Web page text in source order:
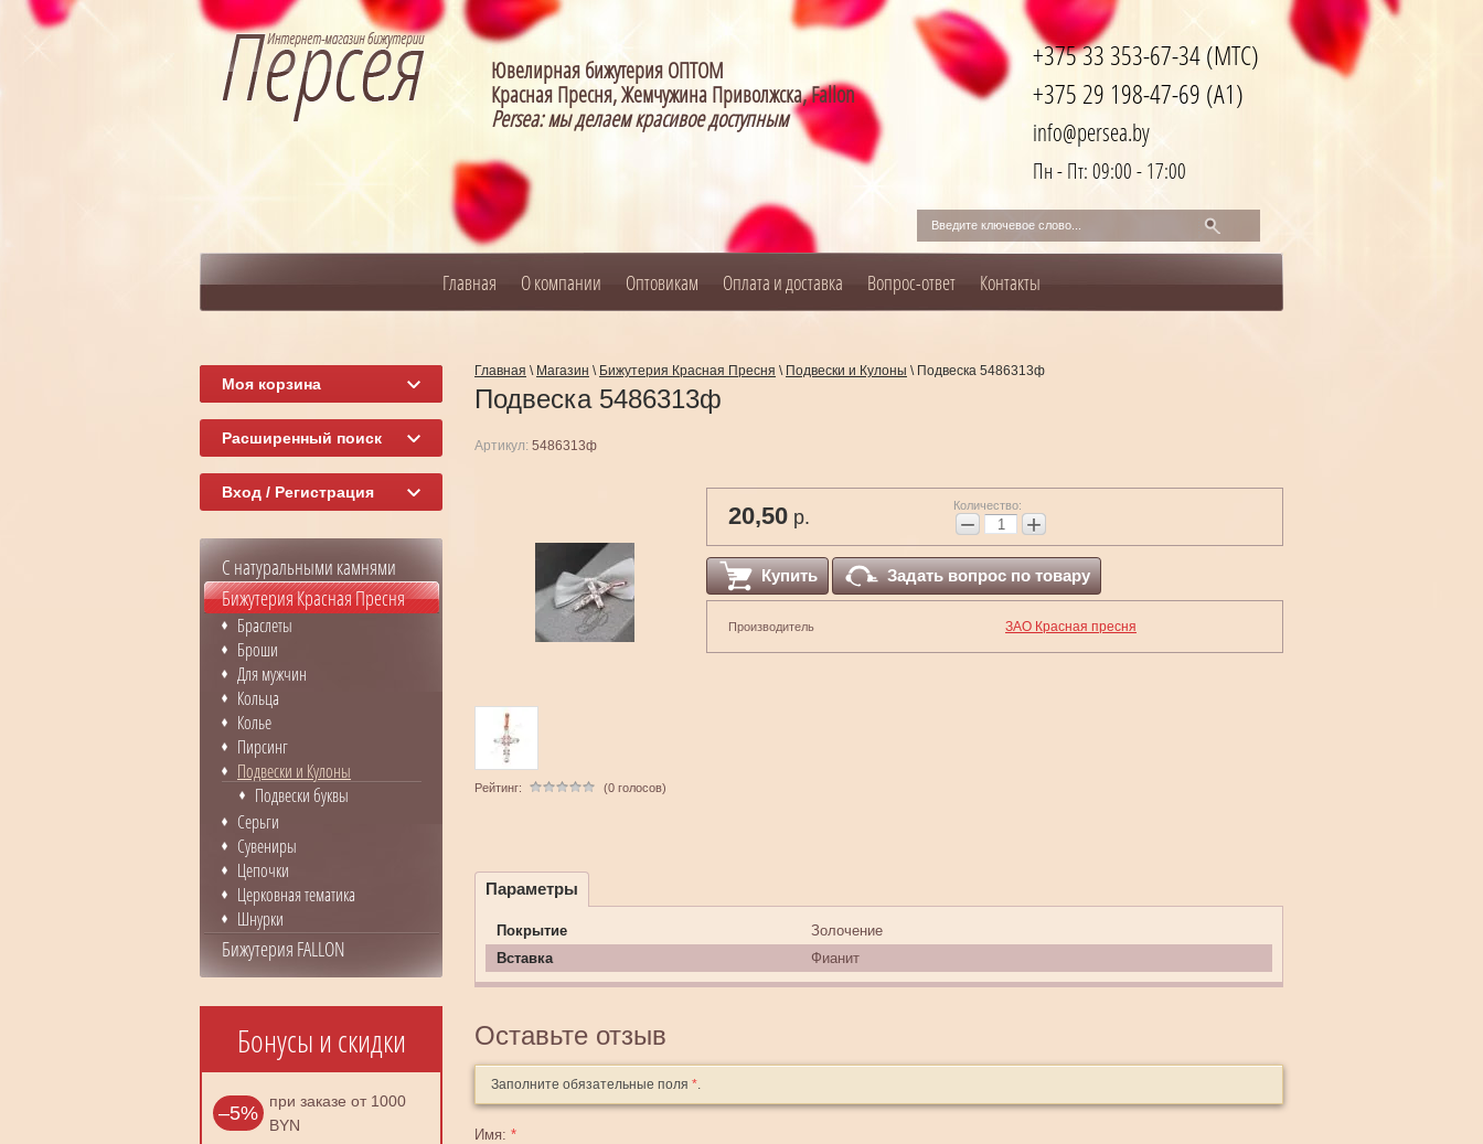
Ювелирная бижутерия ОПТОМ
Красная Пресня, Жемчужина Приволжска, Fallon
Persea: мы делаем красивое доступным
+375 33 353-67-34 (МТС)
+375 29 198-47-69 (A1)
info@persea.by
Пн - Пт: 09:00 - 17:00
Главная О компании Оптовикам Оплата и доставка Вопрос-ответ Контакты
Главная \ Магазин \ Бижутерия Красная Пресня \ Подвески и Кулоны \ Подвеска 5486313ф
Подвеска 5486313ф
Артикул: 5486313ф
Рейтинг: (0 голосов)
20,50 р.
Количество:
− +
Купить Задать вопрос по товару
Производитель ЗАО Красная пресня
Параметры
Покрытие
Золочение
Вставка
Фианит
Оставьте отзыв
Заполните обязательные поля *.
Имя: *
Моя корзина
Расширенный поиск
Вход / Регистрация
С натуральными камнями
Бижутерия Красная Пресня
Браслеты
Броши
Для мужчин
Кольца
Колье
Пирсинг
Подвески и Кулоны
Подвески буквы
Серьги
Сувениры
Цепочки
Церковная тематика
Шнурки
Бижутерия FALLON
Бонусы и скидки
–5%
при заказе от 1000
BYN